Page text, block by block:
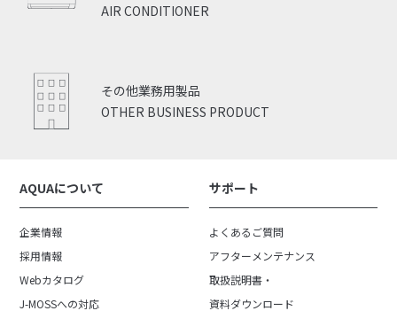
AIR CONDITIONER
OTHER BUSINESS PRODUCT
その他業務用製品
AQUAについて
企業情報
採用情報
Webカタログ
J-MOSSへの対応
サポート
よくあるご質問
アフターメンテナンス
取扱説明書・
資料ダウンロード